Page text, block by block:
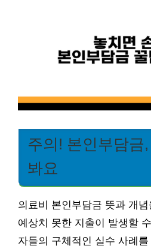
주의! 본인부담금
봐요
의료비 본인부담금 뜻과 개
예상치 못한 지출이 발생할
자들의 구체적인 실수 사례